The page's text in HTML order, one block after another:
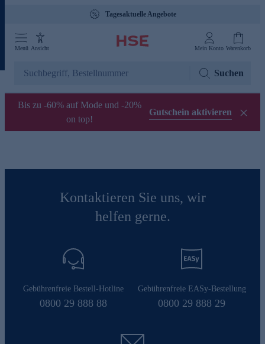
Tagesaktuelle Angebote
Menü Ansicht Mein Konto Warenkorb
Suchen
Bis zu -60% auf Mode und -20%
on top!
Gutschein aktivieren
Kontaktieren Sie uns, wir
helfen gerne.
Gebührenfreie Bestell-Hotline
0800 29 888 88
Gebührenfreie EASy-Bestellung
0800 29 888 29